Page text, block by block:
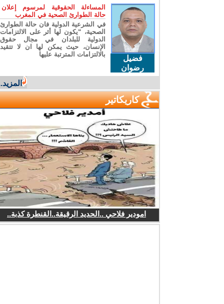
فضيل
رضوان
المساءلة الحقوقية لمرسوم إعلان
حالة الطوارئ الصحية في المغرب
في الشرعية الدولية فان حالة الطوارئ
الصحية، “يكون لها أثر على الالتزامات
الدولية للبلدان في مجال حقوق
الإنسان، حيث يمكن لها ان لا تتقيد
بالالتزامات المترتبة عليها
المزيد...
كاريكاتير
امودير فلاحي ..الحديد الرقيقة..القنطرة كذبة..